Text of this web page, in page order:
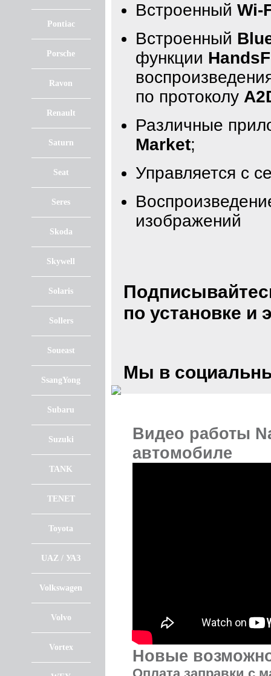
Pontiac
Porsche
Ravon
Renault
Saturn
Seat
Seres
Skoda
Skywell
Solaris
Sollers
Soueast
SsangYong
Subaru
Suzuki
TANK
TENET
Toyota
UAZ / УАЗ
Volkswagen
Volvo
Vortex
Встроенный Wi-
Встроенный
функции
по протоколу
Различные
Market;
Управляется с
изображений
по установке и
Мы в
Видео работы
автомобиле
Новые